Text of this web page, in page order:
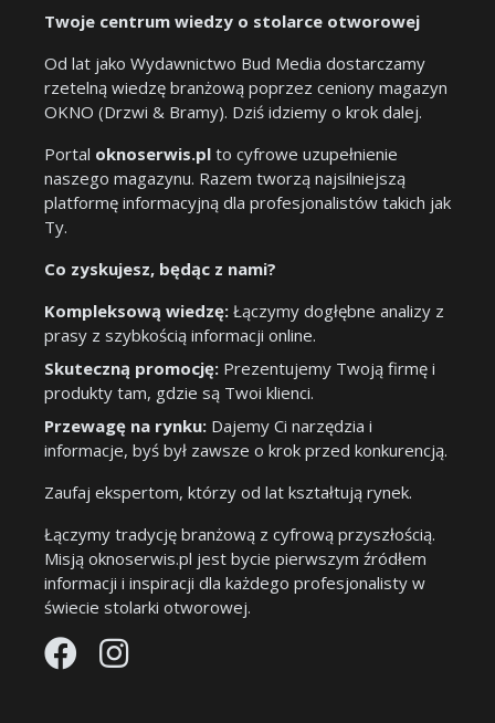
Twoje centrum wiedzy o stolarce otworowej
Od lat jako Wydawnictwo Bud Media dostarczamy
rzetelną wiedzę branżową poprzez ceniony magazyn
OKNO (Drzwi & Bramy). Dziś idziemy o krok dalej.
Portal oknoserwis.pl to cyfrowe uzupełnienie
naszego magazynu. Razem tworzą najsilniejszą
platformę informacyjną dla profesjonalistów takich jak
Ty.
Co zyskujesz, będąc z nami?
Kompleksową wiedzę: Łączymy dogłębne analizy z
prasy z szybkością informacji online.
Skuteczną promocję: Prezentujemy Twoją firmę i
produkty tam, gdzie są Twoi klienci.
Przewagę na rynku: Dajemy Ci narzędzia i
informacje, byś był zawsze o krok przed konkurencją.
Zaufaj ekspertom, którzy od lat kształtują rynek.
Łączymy tradycję branżową z cyfrową przyszłością.
Misją oknoserwis.pl jest bycie pierwszym źródłem
informacji i inspiracji dla każdego profesjonalisty w
świecie stolarki otworowej.